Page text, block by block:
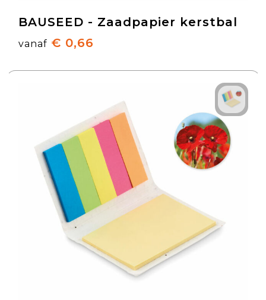
BAUSEED - Zaadpapier kerstbal
vanaf € 0,66